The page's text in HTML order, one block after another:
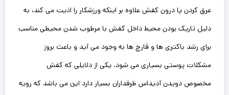
عرق کردن ‌پا درون کفش علاوه بر اینکه ورزشکار را اذیت ‌می کند، به
دلیل تاریک بودن محیط داخل کفش با مرطوب شدن محیطی مناسب
برای رشد باکتری ها و قارچ ها به وجود می آید و باعث بروز
مشکلات پوستی بسیاری می شود. یکی از دلایلی که کفش
مخصوص دویدن آدیداس طرفداران بسیار دارد این‌ می باشد که رویه